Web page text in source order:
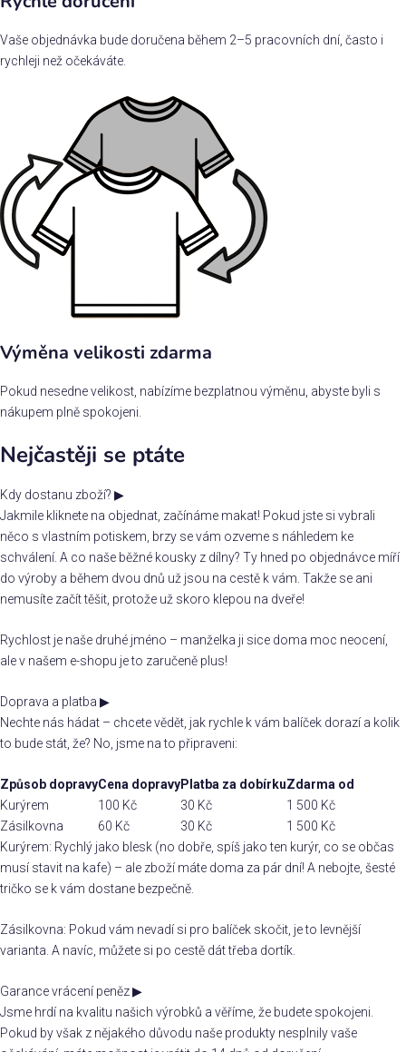
Vaše objednávka bude doručena během 2–5 pracovních dní, často i
rychleji než očekáváte.
Výměna velikosti zdarma
Pokud nesedne velikost, nabízíme bezplatnou výměnu, abyste byli s
nákupem plně spokojeni.
Nejčastěji se ptáte
Kdy dostanu zboží? ▶
Jakmile kliknete na objednat, začínáme makat! Pokud jste si vybrali
něco s vlastním potiskem, brzy se vám ozveme s náhledem ke
schválení. A co naše běžné kousky z dílny? Ty hned po objednávce míří
do výroby a během dvou dnů už jsou na cestě k vám. Takže se ani
nemusíte začít těšit, protože už skoro klepou na dveře!
Rychlost je naše druhé jméno – manželka ji sice doma moc neocení,
ale v našem e-shopu je to zaručeně plus!
Doprava a platba ▶
Nechte nás hádat – chcete vědět, jak rychle k vám balíček dorazí a kolik
to bude stát, že? No, jsme na to připraveni:
Způsob dopravyCena dopravyPlatba za dobírkuZdarma od
Kurýrem
100 Kč 30 Kč
1 500 Kč
Zásilkovna
60 Kč 30 Kč
1 500 Kč
Kurýrem: Rychlý jako blesk (no dobře, spíš jako ten kurýr, co se občas
musí stavit na kafe) – ale zboží máte doma za pár dní! A nebojte, šesté
tričko se k vám dostane bezpečně.
Zásilkovna: Pokud vám nevadí si pro balíček skočit, je to levnější
varianta. A navíc, můžete si po cestě dát třeba dortík.
Garance vrácení peněz▶
Jsme hrdí na kvalitu našich výrobků a věříme, že budete spokojeni.
Pokud by však z nějakého důvodu naše produkty nesplnily vaše